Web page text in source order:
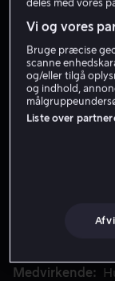
HD
I 1987 bliver
I 1987 bliver
Medvirkende
deles med vores
Vi og vores
Bruge præcise
scanne
og/eller tilgå
og indhold,
Liste over